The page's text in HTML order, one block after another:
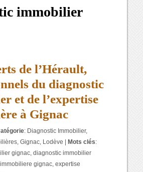
immobilier
de l’Hérault,
du diagnostic
et de l’expertise
à Gignac
: Diagnostic Immobilier,
,Gignac, Lodève Mots clés:
gignac,diagnostic immobilier
gignac,expertise